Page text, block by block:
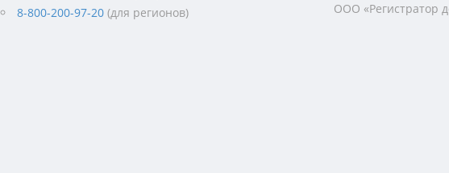
8-800-200-97-20 (для регионов)
ООО «Регистратор